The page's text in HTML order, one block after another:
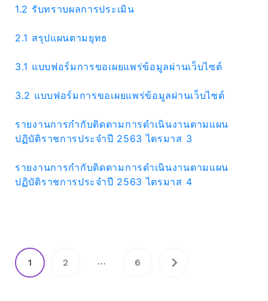
1.2 รับทราบผลการประเมิน
2.1 สรุปแผนตามยุทธ
3.1 แบบฟอร์มการขอเผยแพร่ข้อมูลผ่านเว็บไซต์
3.2 แบบฟอร์มการขอเผยแพร่ข้อมูลผ่านเว็บไซต์
รายงานการกำกับติดตามการดำเนินงานตามแผน
ปฏิบัติราชการประจำปี 2563 ไตรมาส 3
รายงานการกำกับติดตามการดำเนินงานตามแผน
ปฏิบัติราชการประจำปี 2563 ไตรมาส 4
แนะแนว
เรื่อง
1 2 … 6